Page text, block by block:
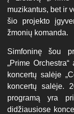
muzikantus, bet ir
šio projekto
žmonių komanda.
Simfoninę šou
„Prime
koncertų salėje
koncertų salėje.
programą yra
didžiausiose